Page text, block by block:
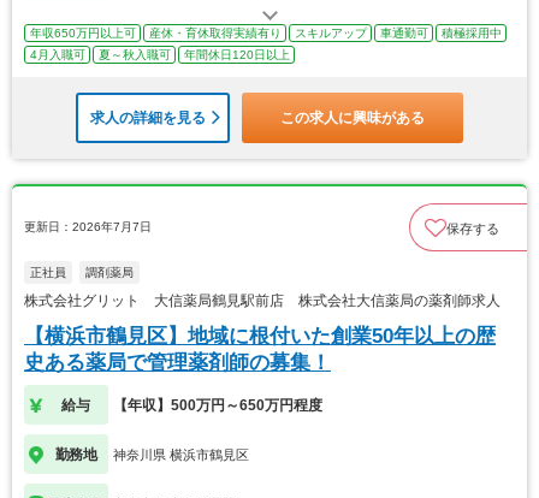
年収650万円以上可 産休・育休取得実績有り スキルアップ 車通勤可
積極採用中
4月入職可
夏～秋入職可 年間休日120日以上
求人の詳細を見る この求人に興味がある
更新日：2026年7月7日 保存する
正社員 調剤薬局
株式会社グリット 大信薬局鶴見駅前店 株式会社大信薬局の薬剤師求人
【横浜市鶴見区】地域に根付いた創業50年以上の歴
史ある薬局で管理薬剤師の募集！
給与 【年収】500万円～650万円程度
勤務地 神奈川県 横浜市鶴見区